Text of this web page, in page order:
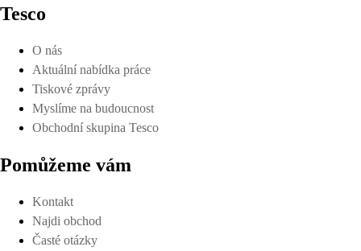
Tesco
O nás
Aktuální nabídka práce
Tiskové zprávy
Myslíme na budoucnost
Obchodní skupina Tesco
Pomůžeme vám
Kontakt
Najdi obchod
Časté otázky